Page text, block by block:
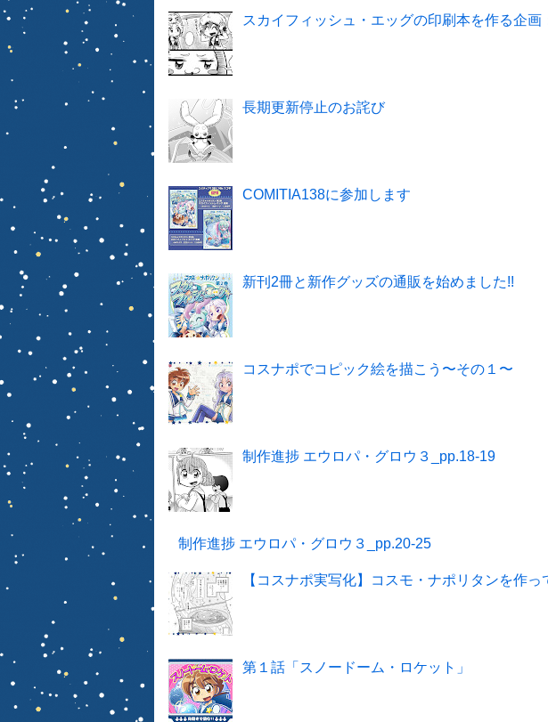
スカイフィッシュ・エッグの印刷本を作る企画
長期更新停止のお詫び
COMITIA138に参加します
新刊2冊と新作グッズの通販を始めました!!
コスナポでコピック絵を描こう〜その１〜
制作進捗 エウロパ・グロウ３_pp.18-19
制作進捗 エウロパ・グロウ３_pp.20-25
【コスナポ実写化】コスモ・ナポリタンを作っ
第１話「スノードーム・ロケット」